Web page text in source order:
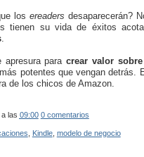
losereadersdesaparecerán?
tienen su vida de éxitos
.
apresura paracrear valor
potentes que vengan detrás.
de los chicos de Amazon.
a las 09:00 0 comentarios
Kindle, modelo de negocio